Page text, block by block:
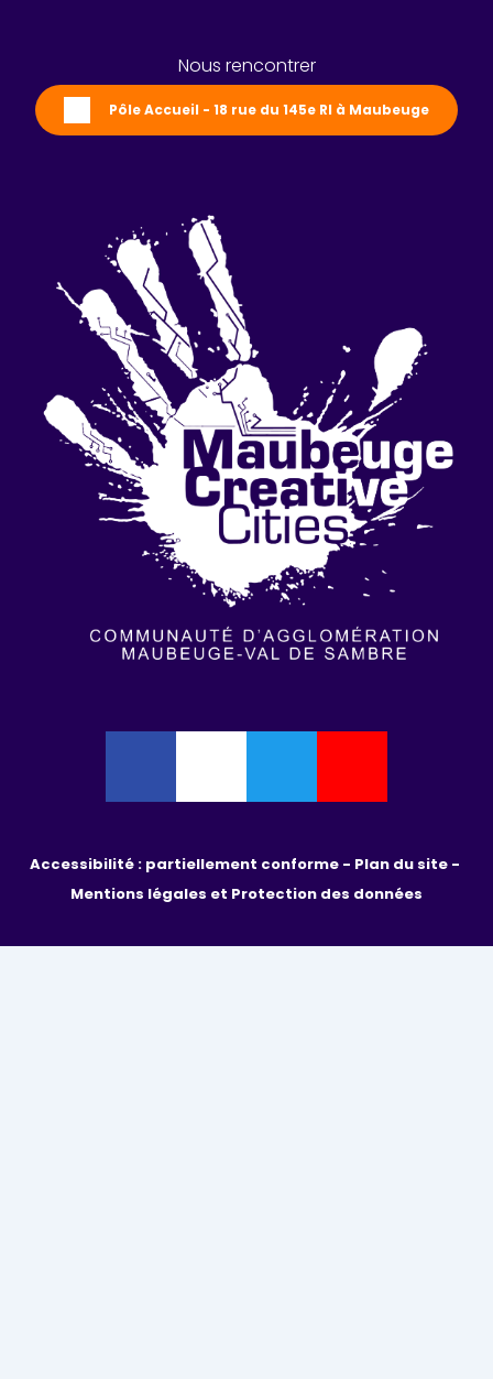
Nous rencontrer
Pôle Accueil - 18 rue du 145e RI à Maubeuge
Accessibilité : partiellement conforme -
Mentions légales et Protection des données